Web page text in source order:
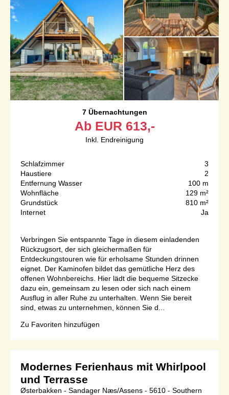
7 Übernachtungen
Ab EUR 613,-
Inkl. Endreinigung
Schlafzimmer
3
Haustiere
2
Entfernung Wasser
100 m
Wohnfläche
129 m²
Grundstück
810 m²
Internet
Ja
Verbringen Sie entspannte Tage in diesem einladenden
Rückzugsort, der sich gleichermaßen für
Entdeckungstouren wie für erholsame Stunden drinnen
eignet. Der Kaminofen bildet das gemütliche Herz des
offenen Wohnbereichs. Hier lädt die bequeme Sitzecke
dazu ein, gemeinsam zu lesen oder sich nach einem
Ausflug in aller Ruhe zu unterhalten. Wenn Sie bereit
sind, etwas zu unternehmen, können Sie d...
Zu Favoriten hinzufügen
Modernes Ferienhaus mit Whirlpool
und Terrasse
Østerbakken - Sandager Næs/Assens - 5610 - Southern